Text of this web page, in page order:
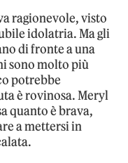
ragionevole, visto
idolatria. Ma gli
di fronte a una
sono molto più
potrebbe
è rovinosa. Meryl
quanto è brava,
a mettersi in